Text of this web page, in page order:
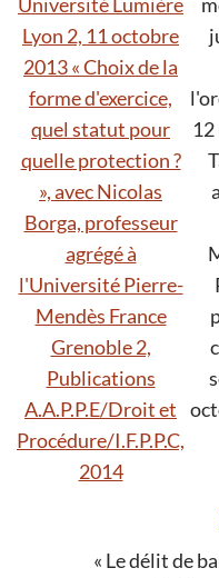
Lyon 2, 11 octobre
2013 « Choix de la
forme d'exercice,
quel statut pour
quelle protection ?
», avec Nicolas
Borga, professeur
agrégé à
l'Université Pierre-
Mendès France
Grenoble 2,
Publications
A.A.P.P.E/Droit et
Procédure/I.F.P.P.C,
2014
12
« Le délit de